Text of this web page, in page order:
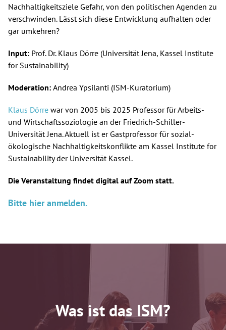
Nachhaltigkeitsziele Gefahr, von den politischen Agenden zu
verschwinden. Lässt sich diese Entwicklung aufhalten oder
gar umkehren?
Input: Prof. Dr. Klaus Dörre (Universität Jena, Kassel Institute
for Sustainability)
Moderation: Andrea Ypsilanti (ISM-Kuratorium)
Klaus Dörre war von 2005 bis 2025 Professor für Arbeits-
und Wirtschaftssoziologie an der Friedrich-Schiller-
Universität Jena. Aktuell ist er Gastprofessor für sozial-
ökologische Nachhaltigkeitskonflikte am Kassel Institute for
Sustainability der Universität Kassel.
Die Veranstaltung findet digital auf Zoom statt.
Bitte hier anmelden.
Was ist das ISM?